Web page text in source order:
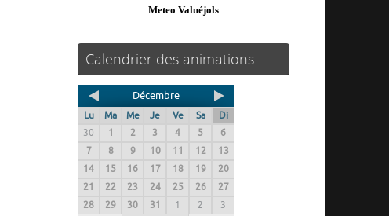
Meteo Valuéjols
Calendrier des animations
Décembre
Lu Ma Me Je Ve Sa
Di
30
1 2 3 4 5
6
7
8 9 10 11 12
13
14
15 16 17 18 19
20
21
22 23 24 25 26
27
28
29 30 31 1 2 3